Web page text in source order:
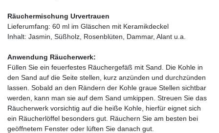
Räuchermischung Urvertrauen
Lieferumfang: 60 ml im Gläschen mit Keramikdeckel
Inhalt: Jasmin, Süßholz, Rosenblüten, Dammar, Alant u.a.
Anwendung Räucherwerk:
Füllen Sie ein feuerfestes Räuchergefäß mit Sand. Die Kohle in
den Sand auf die Seite stellen, kurz anzünden und durchzünden
lassen. Sobald an den Rändern der Kohle graue Stellen sichtbar
werden, kann man sie auf dem Sand umkippen. Streuen Sie das
Räucherwerk vorsichtig auf die heiße Kohle, hierfür eignet sich
ein Räucherlöffel besonders gut. Räuchern Sie am besten bei
geöffnetem Fenster oder lüften Sie danach gut.